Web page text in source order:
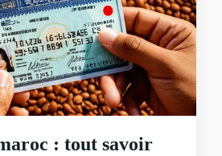
: tout savoir